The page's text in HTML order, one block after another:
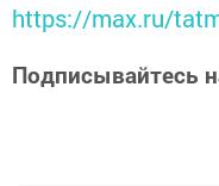
https://max.ru/
Подписывайтесь